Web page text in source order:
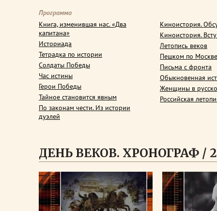
Программа
Книга, изменившая нас. «Два
капитана»
Историада
Тетрадка по истории
Солдаты Победы
Час истины
Герои Победы
Тайное становится явным
По законам чести. Из истории
дуэлей
Киноистория.
Киноистория.
Летопись веков
Пешком по Москве
Письма с фронта
Обыкновенная
Женщины в
Российская
ДЕНЬ ВЕКОВ. ХРОНОГРАФ /